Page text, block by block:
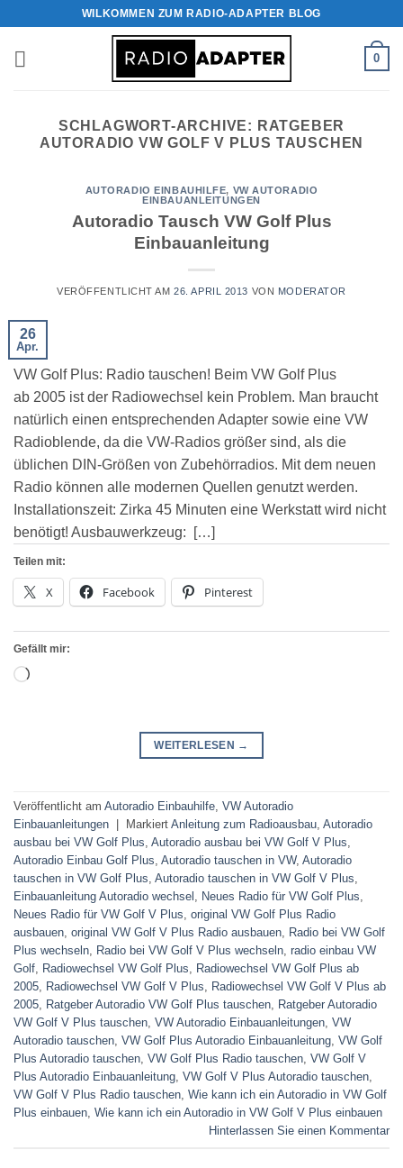
springen
WILKOMMEN ZUM RADIO-ADAPTER BLOG
0
SCHLAGWORT-ARCHIVE: RATGEBER
AUTORADIO VW GOLF V PLUS TAUSCHEN
AUTORADIO EINBAUHILFE, VW AUTORADIO
EINBAUANLEITUNGEN
Autoradio Tausch VW Golf Plus
Einbauanleitung
VERÖFFENTLICHT AM26. APRIL 2013 VON MODERATOR
26
Apr.
VW Golf Plus: Radio tauschen! Beim VW Golf Plus
ab 2005 ist der Radiowechsel kein Problem. Man braucht
natürlich einen entsprechenden Adapter sowie eine VW
Radioblende, da die VW-Radios größer sind, als die
üblichen DIN-Größen von Zubehörradios. Mit dem neuen
Radio können alle modernen Quellen genutzt werden.
Installationszeit: Zirka 45 Minuten eine Werkstatt wird nicht
benötigt! Ausbauwerkzeug: […]
Teilen mit:
X Facebook Pinterest
Gefällt mir:
Wird
WEITERLESEN →
Veröffentlicht am Autoradio Einbauhilfe VW Autoradio
Einbauanleitungen
Markiert Anleitung zum Radioausbau Autoradio
ausbau bei VW Golf Plus Autoradio ausbau bei VW Golf V Plus
Autoradio Einbau Golf Plus Autoradio tauschen in VW, Autoradio
tauschen in VW Golf Plus Autoradio tauschen in VW Golf V Plus
Einbauanleitung Autoradio wechsel
Neues Radio für VW Golf Plus
Neues Radio für VW Golf V Plus original VW Golf Plus Radio
ausbauen original VW Golf V Plus Radio ausbauen
Radio bei VW Golf
Plus wechseln
Radio bei VW Golf V Plus wechseln radio einbau VW
Golf
Radiowechsel VW Golf Plus
Radiowechsel VW Golf Plus ab
2005
Radiowechsel VW Golf V Plus
Radiowechsel VW Golf V Plus ab
2005
Ratgeber Autoradio VW Golf Plus tauschen
Ratgeber Autoradio
VW Golf V Plus tauschen VW Autoradio Einbauanleitungen VW
Autoradio tauschen VW Golf Plus Autoradio Einbauanleitung VW Golf
Plus Autoradio tauschen VW Golf Plus Radio tauschen VW Golf V
Plus Autoradio Einbauanleitung VW Golf V Plus Autoradio tauschen
VW Golf V Plus Radio tauschen Wie kann ich ein Autoradio in VW Golf
Plus einbauen Wie kann ich ein Autoradio in VW Golf V Plus einbauen
Hinterlassen Sie einen Kommentar